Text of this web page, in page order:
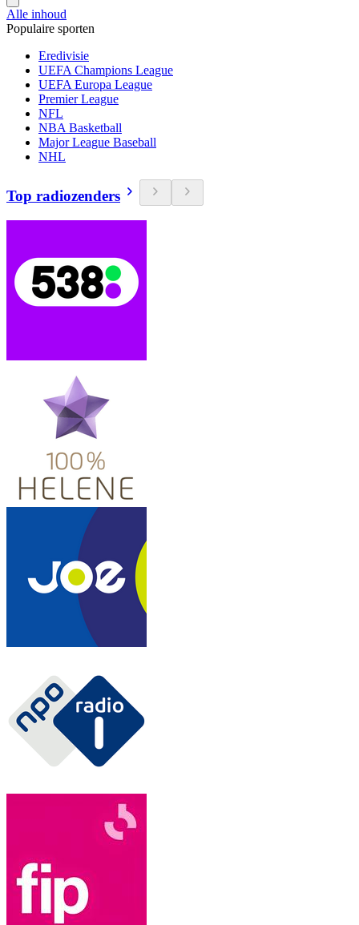
Alle inhoud
Populaire sporten
Eredivisie
UEFA Champions League
UEFA Europa League
Premier League
NFL
NBA Basketball
Major League Baseball
NHL
Top radiozenders